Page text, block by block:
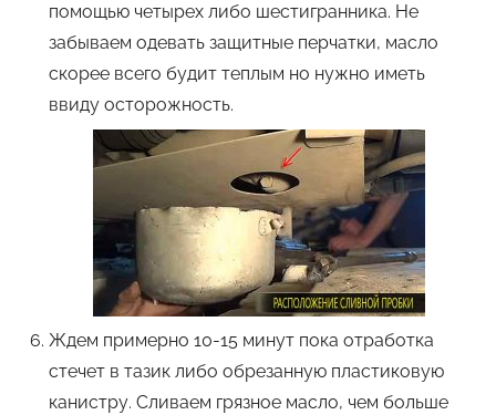
помощью четырех либо шестигранника. Не
забываем одевать защитные перчатки, масло
скорее всего будит теплым но нужно иметь
ввиду осторожность.
Ждем примерно 10-15 минут пока отработка
стечет в тазик либо обрезанную пластиковую
канистру. Сливаем грязное масло, чем больше